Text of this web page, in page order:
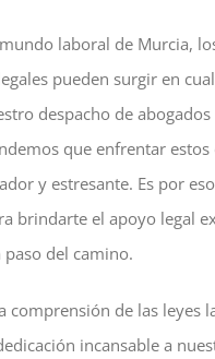
laboral de Murcia,
pueden surgir en
despacho de abogados
que enfrentar estos
y estresante. Es por
brindarte el apoyo legal
paso del camino.
comprensión de las leyes
incansable a